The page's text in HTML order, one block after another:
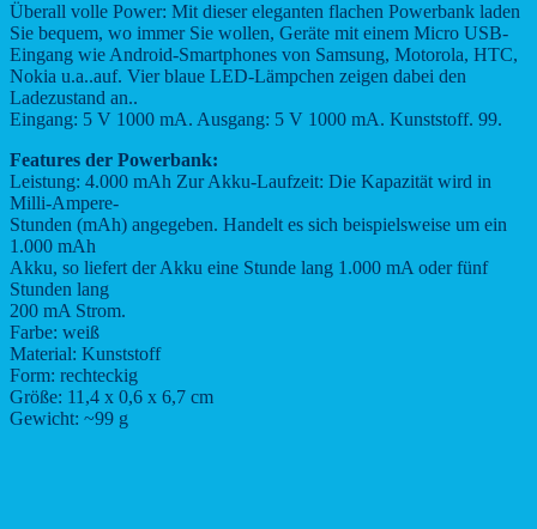
Überall volle Power: Mit dieser eleganten flachen Powerbank laden
Sie bequem, wo immer Sie wollen, Geräte mit einem Micro USB-
Eingang wie Android-Smartphones von Samsung, Motorola, HTC,
Nokia u.a..auf. Vier blaue LED-Lämpchen zeigen dabei den
Ladezustand an..
Eingang: 5 V 1000 mA. Ausgang: 5 V 1000 mA. Kunststoff. 99.
Features der Powerbank:
Leistung: 4.000 mAh Zur Akku-Laufzeit: Die Kapazität wird in
Milli-Ampere-
Stunden (mAh) angegeben. Handelt es sich beispielsweise um ein
1.000 mAh
Akku, so liefert der Akku eine Stunde lang 1.000 mA oder fünf
Stunden lang
200 mA Strom.
Farbe: weiß
Material: Kunststoff
Form: rechteckig
Größe: 11,4 x 0,6 x 6,7 cm
Gewicht: ~99 g